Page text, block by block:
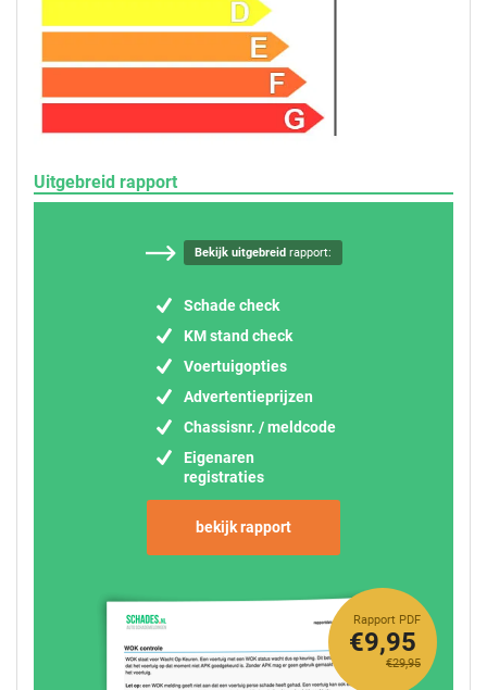
Uitgebreid rapport
Bekijk uitgebreidrapport:
Schade check
KM stand check
Voertuigopties
Advertentieprijzen
Chassisnr. / meldcode
Eigenaren
registraties
bekijk rapport
Rapport PDF
€29,95
€9,95